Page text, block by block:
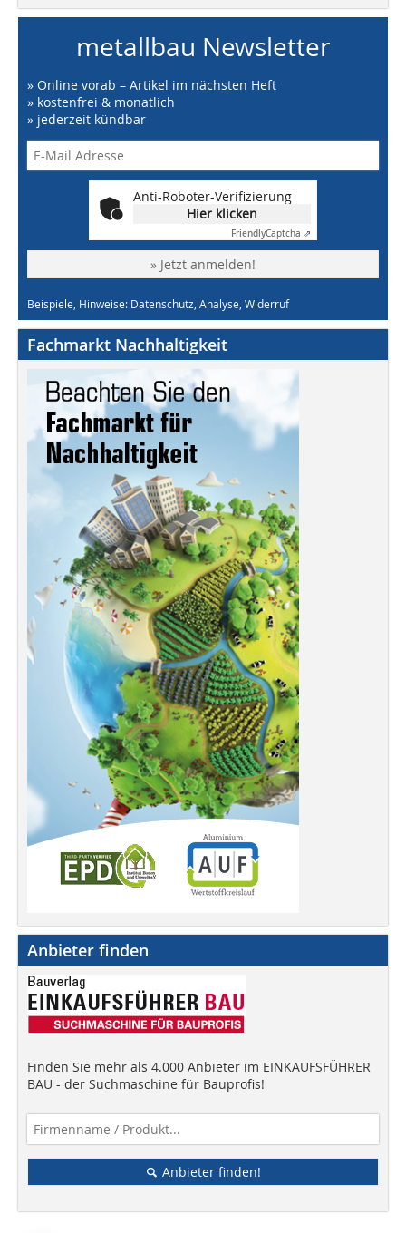
metallbau Newsletter
» Online vorab – Artikel im nächsten Heft
» kostenfrei & monatlich
» jederzeit kündbar
Anti-Roboter-Verifizierung
Hier klicken
FriendlyCaptcha ⇗
» Jetzt anmelden!
Beispiele, Hinweise: Datenschutz, Analyse, Widerruf
Fachmarkt Nachhaltigkeit
Anbieter finden
Finden Sie mehr als 4.000 Anbieter im EINKAUFSFÜHRER
BAU - der Suchmaschine für Bauprofis!
Anbieter finden!